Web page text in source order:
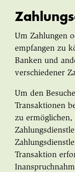
Um Zahlungen
empfangen zu
Banken und
verschiedener
Um den
Transaktionen
zu ermöglichen,
Transaktion